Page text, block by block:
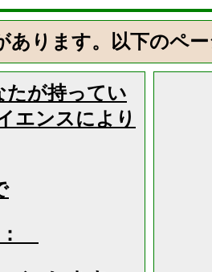
あります。以下のペ
たが持ってい
エンスにより
：